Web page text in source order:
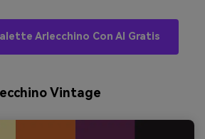
Arlecchino Con AI Gratis
Vintage